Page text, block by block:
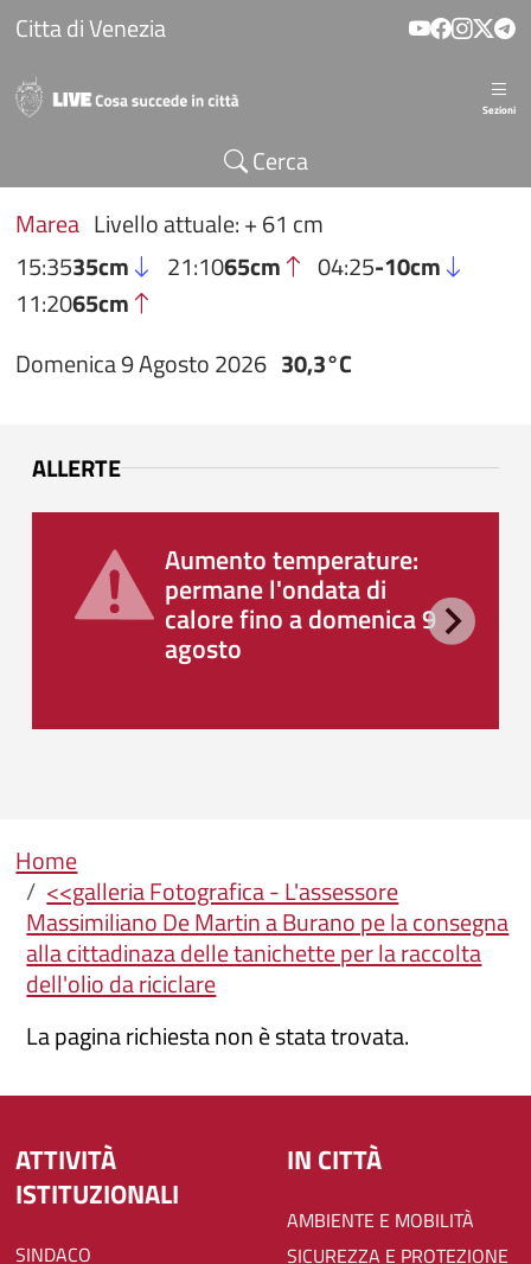
Salta al contenuto principale
Citta di Venezia
Sezioni
Cerca
Marea Livello attuale: + 61 cm
15:3535cm 21:1065cm 04:25-10cm
11:2065cm
Domenica 9 Agosto 2026 30,3°C
ALLERTE
Aumento temperature:
permane l'ondata di
calore fino a domenica 9
agosto
Briciole di pane
Home
<<galleria Fotografica - L'assessore
Massimiliano De Martin a Burano pe la consegna
alla cittadinaza delle tanichette per la raccolta
dell'olio da riciclare
La pagina richiesta non è stata trovata.
ATTIVITÀ
ISTITUZIONALI
SINDACO
IN CITTÀ
AMBIENTE E MOBILITÀ
SICUREZZA E PROTEZIONE